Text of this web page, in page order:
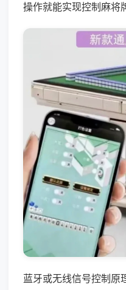
操作就能实现控制麻将
蓝牙或无线信号控制原